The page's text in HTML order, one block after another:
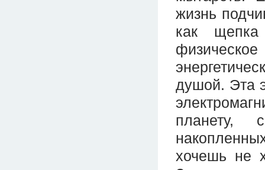
жизнь
как
душой. Эта
планету,
хочешь не